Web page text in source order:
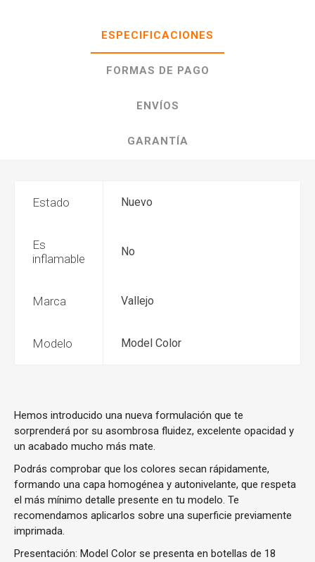
ESPECIFICACIONES
FORMAS DE PAGO
ENVÍOS
GARANTÍA
Estado Nuevo
Es
inflamable
No
Marca Vallejo
Modelo Model Color
Hemos introducido una nueva formulación que te
sorprenderá por su asombrosa fluidez, excelente opacidad y
un acabado mucho más mate.
Podrás comprobar que los colores secan rápidamente,
formando una capa homogénea y autonivelante, que respeta
el más mínimo detalle presente en tu modelo. Te
recomendamos aplicarlos sobre una superficie previamente
imprimada.
Presentación: Model Color se presenta en botellas de 18